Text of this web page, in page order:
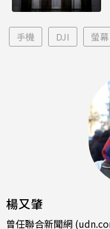
手機 DJI 螢幕
楊又肇
曾任聯合新聞網